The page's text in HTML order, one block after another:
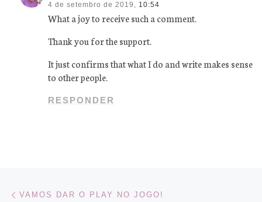
4 de setembro de 2019, 10:54
What a joy to receive such a comment.
Thank you for the support.
It just confirms that what I do and write makes sense
to other people.
RESPONDER
Navegação do post
VAMOS DAR O PLAY NO JOGO!